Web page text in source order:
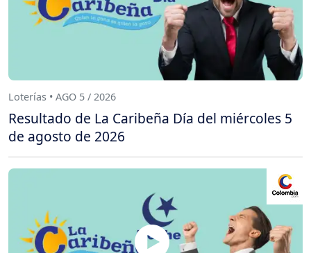
Loterías • AGO 5 / 2026
Resultado de La Caribeña Día del miércoles 5
de agosto de 2026